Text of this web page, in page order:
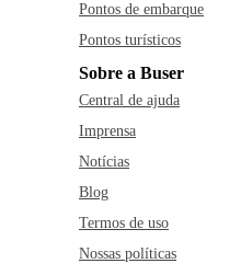
Pontos de embarque
Pontos turísticos
Sobre a Buser
Central de ajuda
Imprensa
Notícias
Blog
Termos de uso
Nossas políticas